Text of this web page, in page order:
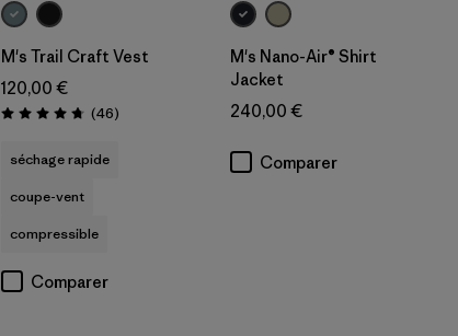
M's Trail Craft Vest
120,00 €
Évaluation: 4.7 / 5
(46Avis
)
séchage rapide
coupe-vent
compressible
Comparer
M's Nano-Air® Shirt
Jacket
240,00 €
Comparer